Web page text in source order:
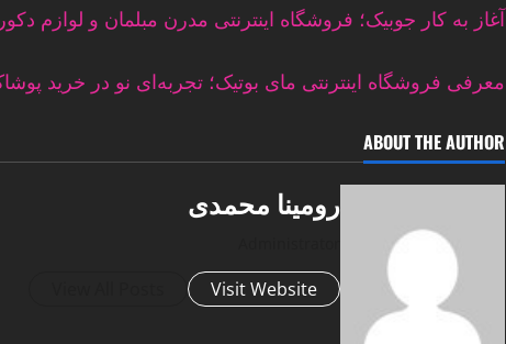
آغاز به کار جوبیک؛ فروشگاه اینترنتی مدرن مبلمان و لوازم
معرفی فروشگاه اینترنتی مای بوتیک؛ تجربه‌ای نو در خرید
ABOUT THE AUTHOR
رومینا محمدی
Visit Website